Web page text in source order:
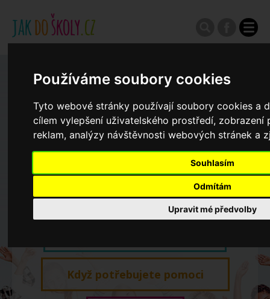
Používáme soubory cookies
Tyto webové stránky používají soubory cookies a
cílem vylepšení uživatelského prostředí, zobrazení
reklam, analýzy návštěvnosti webových stránek a
Souhlasím
Odmítám
Upravit mé předvolby
Zápisy do ZŠ 2026/27
Výroční zprávy
Spádové oblasti ZŠ
Koncepce školství
Když potřebujete pomoci